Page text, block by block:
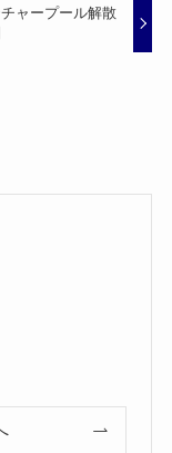
ャープール解散